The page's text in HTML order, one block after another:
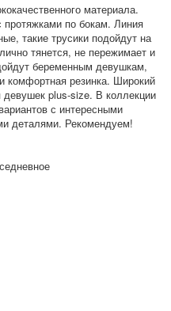
материала.
протяжками по бокам. Линия
такие трусики подойдут на
тянется, не пережимает и
беременным девушкам,
комфортная резинка. Широкий
plus-size. В коллекции
с интересными
деталями. Рекомендуем!